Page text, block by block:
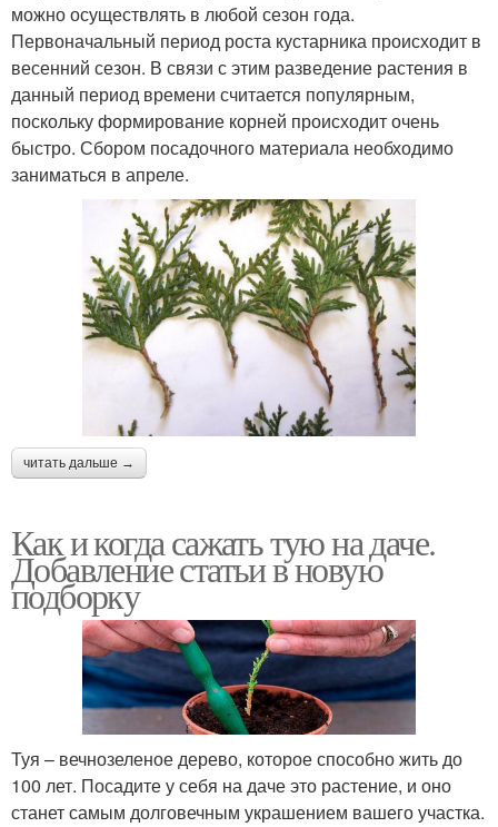
можно осуществлять в любой сезон года.
Первоначальный период роста кустарника происходит в
весенний сезон. В связи с этим разведение растения в
данный период времени считается популярным,
поскольку формирование корней происходит очень
быстро. Сбором посадочного материала необходимо
заниматься в апреле.
читать дальше →
Как и когда сажать тую на даче.
Добавление статьи в новую
подборку
Туя – вечнозеленое дерево, которое способно жить до
100 лет. Посадите у себя на даче это растение, и оно
станет самым долговечным украшением вашего участка.